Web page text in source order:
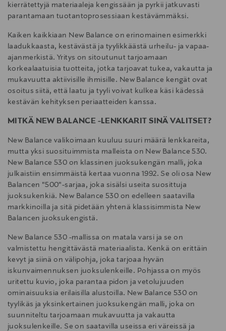
kierrätettyjä materiaaleja kengissään ja pyrkii jatkuvasti
parantamaan tuotantoprosessiaan kestävämmäksi.
Kaiken kaikkiaan New Balance on erinomainen esimerkki
laadukkaasta, kestävästä ja tyylikkäästä urheilu- ja vapaa-
ajanmerkistä. Yritys on sitoutunut tarjoamaan
korkealaatuisia tuotteita, jotka tarjoavat tukea, vakautta ja
mukavuutta aktiivisille ihmisille. New Balance kengät ovat
osoitus siitä, että laatu ja tyyli voivat kulkea käsi kädessä
kestävän kehityksen periaatteiden kanssa.
MITKÄ NEW BALANCE -LENKKARIT SINÄ VALITSET?
New Balance valikoimaan kuuluu suuri määrä lenkkareita,
mutta yksi suosituimmista malleista on New Balance 530.
New Balance 530 on klassinen juoksukengän malli, joka
julkaistiin ensimmäistä kertaa vuonna 1992. Se oli osa New
Balancen "500"-sarjaa, joka sisälsi useita suosittuja
juoksukenkiä. New Balance 530 on edelleen saatavilla
markkinoilla ja sitä pidetään yhtenä klassisimmista New
Balancen juoksukengistä.
New Balance 530 -mallissa on matala varsi ja se on
valmistettu hengittävästä materiaalista. Kenkä on erittäin
kevyt ja siinä on välipohja, joka tarjoaa hyvän
iskunvaimennuksen juoksulenkeille. Pohjassa on myös
uritettu kuvio, joka parantaa pidon ja vetolujuuden
ominaisuuksia erilaisilla alustoilla. New Balance 530 on
tyylikäs ja yksinkertainen juoksukengän malli, joka on
suunniteltu tarjoamaan mukavuutta ja vakautta
juoksulenkeille. Se on saatavilla useissa eri väreissä ja